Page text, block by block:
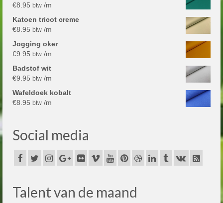
€8.95 btw /m
Katoen tricot creme
€8.95 btw /m
Jogging oker
€9.95 btw /m
Badstof wit
€9.95 btw /m
Wafeldoek kobalt
€8.95 btw /m
Social media
Talent van de maand